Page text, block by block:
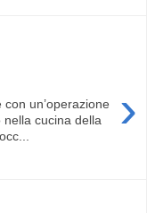
›
un’operazione
cucina della